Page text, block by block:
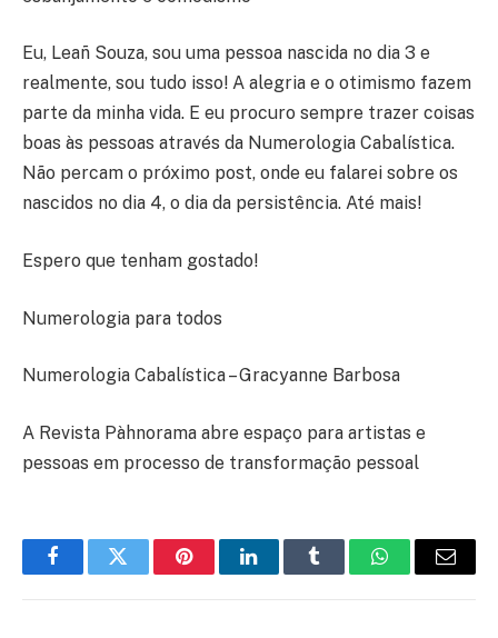
Eu, Leañ Souza, sou uma pessoa nascida no dia 3 e
realmente, sou tudo isso! A alegria e o otimismo fazem
parte da minha vida. E eu procuro sempre trazer coisas
boas às pessoas através da Numerologia Cabalística.
Não percam o próximo post, onde eu falarei sobre os
nascidos no dia 4, o dia da persistência. Até mais!
Espero que tenham gostado!
Numerologia para todos
Numerologia Cabalística – Gracyanne Barbosa
A Revista Pàhnorama abre espaço para artistas e
pessoas em processo de transformação pessoal
FacebookTwitter PinterestLinkedInTumblr WhatsApp
E-